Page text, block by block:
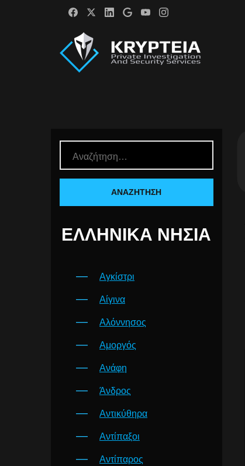
ΕΛΛΗΝΙΚΆ ΝΗΣΙΆ
Αγκίστρι
Αίγινα
Αλόννησος
Αμοργός
Ανάφη
Άνδρος
Αντικύθηρα
Αντίπαξοι
Αντίπαρος